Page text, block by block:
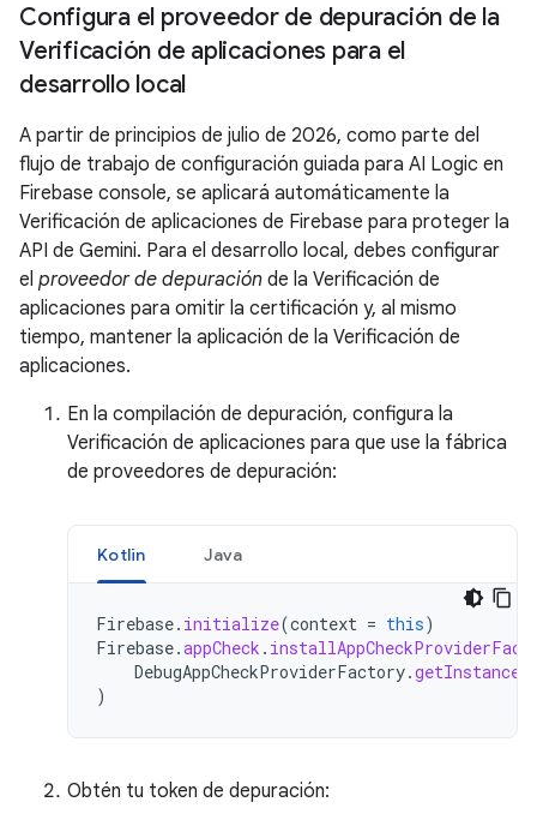
Configura el proveedor de depuración de la
Verificación de aplicaciones para el
desarrollo local
A partir de principios de julio de 2026, como parte del
flujo de trabajo de configuración guiada para AI Logic en
Firebase console, se aplicará automáticamente la
Verificación de aplicaciones de Firebase para proteger la
API de Gemini. Para el desarrollo local, debes configurar
el proveedor de depuración de la Verificación de
aplicaciones para omitir la certificación y, al mismo
tiempo, mantener la aplicación de la Verificación de
aplicaciones.
En la compilación de depuración, configura la
Verificación de aplicaciones para que use la fábrica
de proveedores de depuración:
Kotlin Java
Firebase. initialize(context = this)
Firebase.appCheck .
DebugAppCheckProviderFactory.getInstance
)
Obtén tu token de depuración: